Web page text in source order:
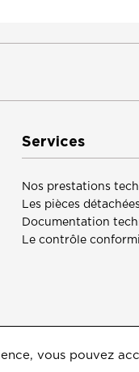
Services
Nos prestations
Les pièces
Documentation
Le contrôle
vous pouvez